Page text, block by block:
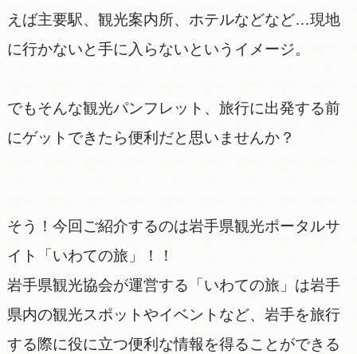
えば主要駅、観光案内所、ホテルなどなど…現地
に行かないと手に入らないというイメージ。
でもそんな観光パンフレット、旅行に出発する前
にゲットできたら便利だと思いませんか？
そう！今回ご紹介するのは岩手県観光ポータルサ
イト「いわての旅」！！
岩手県観光協会が運営する「いわての旅」は岩手
県内の観光スポットやイベントなど、岩手を旅行
する際に役に立つ便利な情報を得ることができる